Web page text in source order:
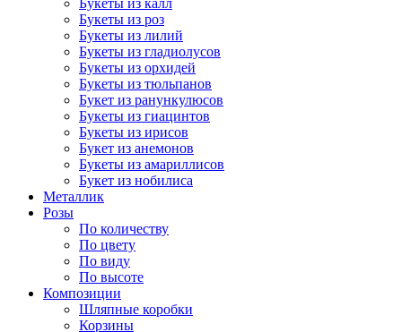
Букеты из калл
Букеты из роз
Букеты из лилий
Букеты из гладиолусов
Букеты из орхидей
Букеты из тюльпанов
Букет из ранункулюсов
Букеты из гиацинтов
Букеты из ирисов
Букет из анемонов
Букеты из амариллисов
Букет из нобилиса
Металлик
Розы
По количеству
По цвету
По виду
По высоте
Композиции
Шляпные коробки
Корзины